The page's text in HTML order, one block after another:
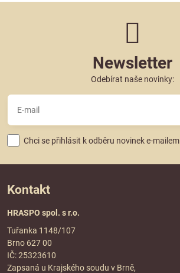
Newsletter
Odebírat naše novinky:
Chci se přihlásit k odběru novinek e-mailem
Kontakt
HRASPO spol. s r.o.
Tuřanka 1148/107
Brno 627 00
IČ: 25323610
Zapsaná u Krajského soudu v Brně,